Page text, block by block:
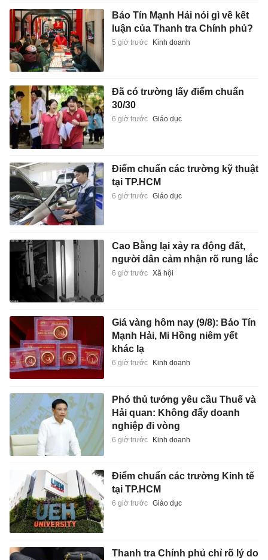
Bảo Tín Mạnh Hải nói gì về kết
luận của Thanh tra Chính phủ?
5 giờ trước Kinh doanh
Đã có trường lấy điểm chuẩn
30/30
6 giờ trước Giáo dục
Điểm chuẩn các trường kỹ thuật
tại TP.HCM
6 giờ trước Giáo dục
Cao Bằng lại xảy ra động đất,
người dân cảm nhận rõ rung lắc
6 giờ trước Xã hội
Giá vàng hôm nay (9/8): Bảo Tín
Mạnh Hải, Mi Hồng niêm yết
khác lạ
6 giờ trước Kinh doanh
Phó thủ tướng yêu cầu Thuế và
Hải quan: Không đẩy doanh
nghiệp đi vòng
6 giờ trước Kinh doanh
Điểm chuẩn các trường Kinh tế
tại TP.HCM
6 giờ trước Giáo dục
Thanh tra Chính phủ chỉ rõ lý do